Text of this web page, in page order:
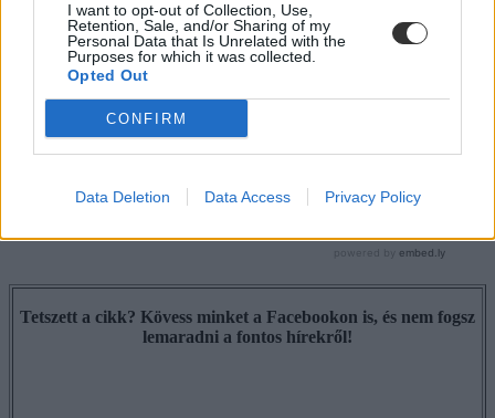
I want to opt-out of Collection, Use,
Retention, Sale, and/or Sharing of my
Personal Data that Is Unrelated with the
Purposes for which it was collected.
Opted Out
CONFIRM
Data Deletion Data Access Privacy Policy
Tetszett a cikk? Kövess minket a Facebookon is, és nem fogsz
lemaradni a fontos hírekről!